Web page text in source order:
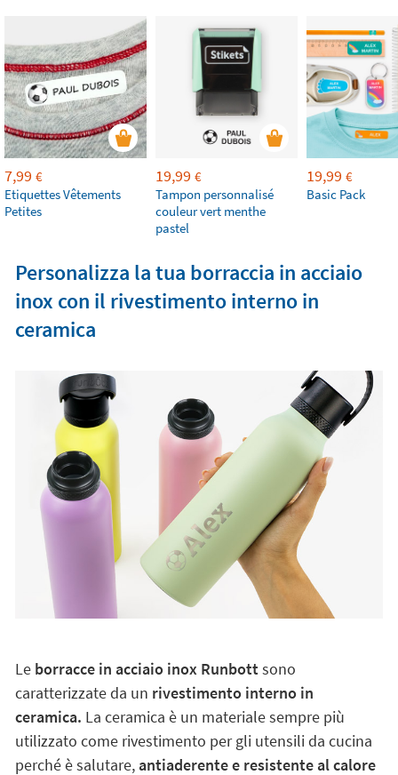
7,99 €
Etiquettes Vêtements
Petites
19,99 €
Tampon personnalisé
couleur vert menthe
pastel
19,99 €
Basic Pack
Personalizza la tua borraccia in acciaio
inox con il rivestimento interno in
ceramica
Leborracce in acciaio inox Runbottsono
caratterizzate da un rivestimento interno in
ceramica. La ceramica è un materiale sempre più
utilizzato come rivestimento per gli utensili da cucina
perché è salutare,antiaderente e resistente al calore